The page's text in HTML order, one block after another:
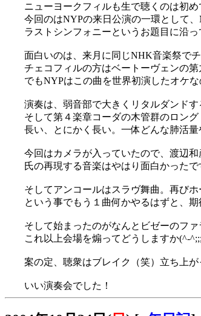
ニューヨークフィルも生で聴くのは初
今回のはNYPの来日公演の一環として
ラストシンフォニーというお題目に沿
面白いのは、来月に同じNHK音楽祭で
チェコフィルの方はベートーヴェンの
でもNYPはこの曲を世界初演したオケ
演奏は、弱音部で大きくリタルダンド
そして第４楽章コーダの木管群のロング
長い、とにかく長い。一体どんな肺活
今回はカメラが入っていたので、渡辺
氏の再現する音楽はやはり面白かった
そしてアンコールはスラヴ舞曲。再び
という事でもう１曲何かやるはずと、
そして始まったのがなんとビゼーのフ
これ以上会場を煽ってどうしますか(^-
案の定、聴衆はブレイク（笑）立ち上
いい演奏会でした！